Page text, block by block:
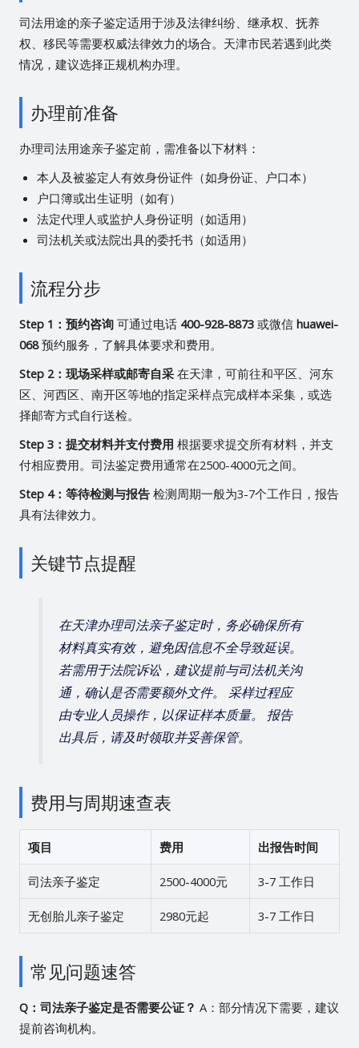
司法用途的亲子鉴定适用于涉及法律纠纷、继承权、抚养
权、移民等需要权威法律效力的场合。天津市民若遇到此类
情况，建议选择正规机构办理。
办理前准备
办理司法用途亲子鉴定前，需准备以下材料：
本人及被鉴定人有效身份证件（如身份证、户口本）
户口簿或出生证明（如有）
法定代理人或监护人身份证明（如适用）
司法机关或法院出具的委托书（如适用）
流程分步
Step 1：预约咨询可通过电话 400-928-8873或微信 huawei-
068预约服务，了解具体要求和费用。
Step 2：现场采样或邮寄自采在天津，可前往和平区、河东
区、河西区、南开区等地的指定采样点完成样本采集，或选
择邮寄方式自行送检。
Step 3：提交材料并支付费用 根据要求提交所有材料，并支
付相应费用。司法鉴定费用通常在2500-4000元之间。
Step 4：等待检测与报告检测周期一般为3-7个工作日，报告
具有法律效力。
关键节点提醒
在天津办理司法亲子鉴定时，务必确保所有
材料真实有效，避免因信息不全导致延误。
若需用于法院诉讼，建议提前与司法机关沟
通，确认是否需要额外文件。 采样过程应
由专业人员操作，以保证样本质量。 报告
出具后，请及时领取并妥善保管。
费用与周期速查表
项目 费用 出报告时间
司法亲子鉴定 2500-4000元 3-7 工作日
无创胎儿亲子鉴定 2980元起 3-7 工作日
常见问题速答
Q：司法亲子鉴定是否需要公证？ A：部分情况下需要，建议
提前咨询机构。